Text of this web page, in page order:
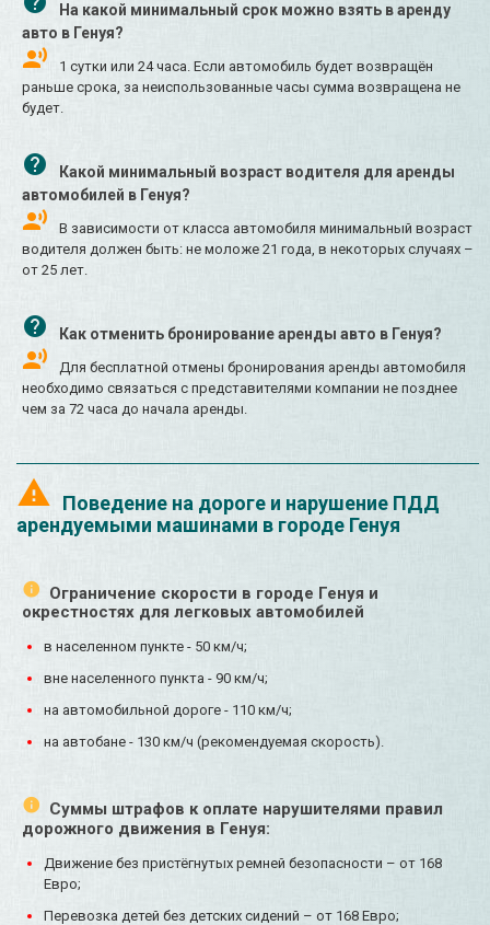
На какой минимальный срок можно взять в аренду
авто в Генуя?
1 сутки или 24 часа. Если автомобиль будет возвращён
раньше срока, за неиспользованные часы сумма возвращена не
будет.
Какой минимальный возраст водителя для аренды
автомобилей в Генуя?
В зависимости от класса автомобиля минимальный возраст
водителя должен быть: не моложе 21 года, в некоторых случаях –
от 25 лет.
Как отменить бронирование аренды авто в Генуя?
Для бесплатной отмены бронирования аренды автомобиля
необходимо связаться с представителями компании не позднее
чем за 72 часа до начала аренды.
Поведение на дороге и нарушение ПДД
арендуемыми машинами в городе Генуя
Ограничение скорости в городе Генуя и
окрестностях для легковых автомобилей
в населенном пункте - 50 км/ч;
вне населенного пункта - 90 км/ч;
на автомобильной дороге - 110 км/ч;
на автобане - 130 км/ч (рекомендуемая скорость).
Суммы штрафов к оплате нарушителями правил
дорожного движения в Генуя:
Движение без пристёгнутых ремней безопасности – от 168
Евро;
Перевозка детей без детских сидений – от 168 Евро;